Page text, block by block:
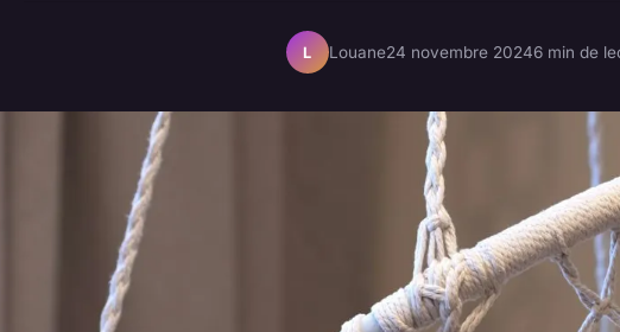
L Louane24 novembre 20246 min de